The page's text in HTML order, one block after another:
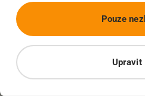
Upravit
Pouze